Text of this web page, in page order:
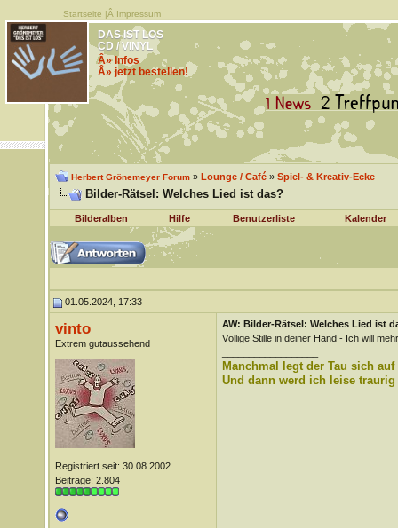
Startseite |Â Impressum
DAS IST LOS
CD / VINYL
Â» Infos
Â» jetzt bestellen!
Herbert Grönemeyer Forum» Lounge / Café» Spiel- & Kreativ-Ecke
Bilder-Rätsel: Welches Lied ist das?
Bilderalben Hilfe Benutzerliste Kalender
01.05.2024, 17:33
vinto
Extrem gutaussehend
Registriert seit: 30.08.2002
Beiträge: 2.804
AW: Bilder-Rätsel: Welches Lied ist
Völlige Stille in deiner Hand - Ich will mehr
Manchmal legt der Tau sich
Und dann werd ich leise traurig